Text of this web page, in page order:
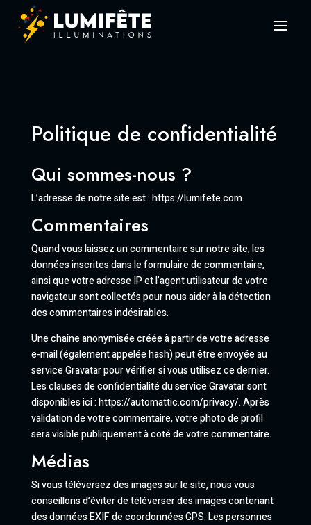
Politique de confidentialité
Qui sommes-nous ?
L’adresse de notre site est : https://lumifete.com.
Commentaires
Quand vous laissez un commentaire sur notre site, les
données inscrites dans le formulaire de commentaire,
ainsi que votre adresse IP et l’agent utilisateur de votre
navigateur sont collectés pour nous aider à la détection
des commentaires indésirables.
Une chaîne anonymisée créée à partir de votre adresse
e-mail (également appelée hash) peut être envoyée au
service Gravatar pour vérifier si vous utilisez ce dernier.
Les clauses de confidentialité du service Gravatar sont
disponibles ici : https://automattic.com/privacy/. Après
validation de votre commentaire, votre photo de profil
sera visible publiquement à coté de votre commentaire.
Médias
Si vous téléversez des images sur le site, nous vous
conseillons d’éviter de téléverser des images contenant
des données EXIF de coordonnées GPS. Les personnes